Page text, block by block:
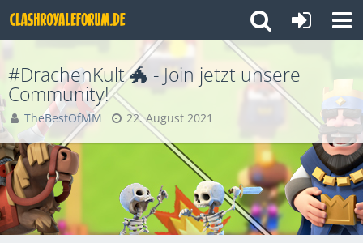
#DrachenKult 🐲 - Join jetzt unsere
Community!
TheBestOfMM 22. August 2021